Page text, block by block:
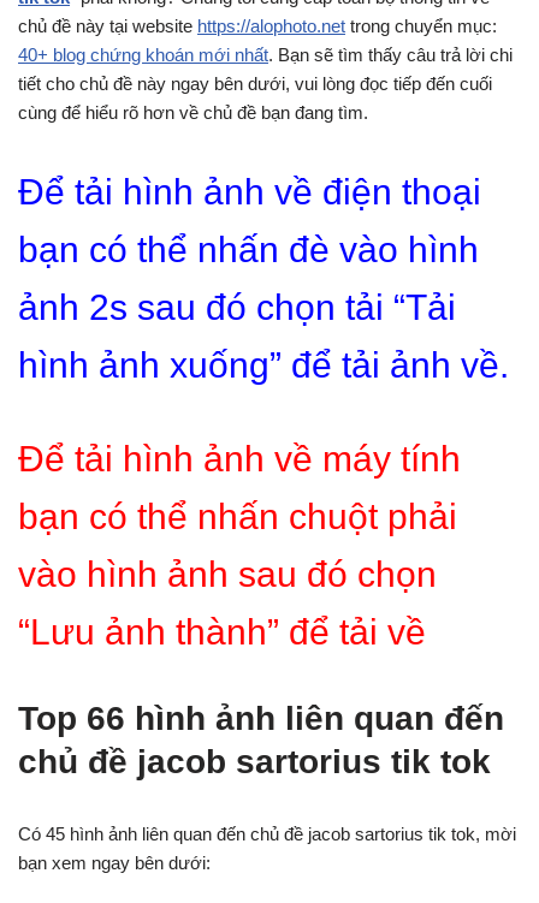
chủ đề này tại website https://alophoto.net trong chuyển mục:
40+ blog chứng khoán mới nhất. Bạn sẽ tìm thấy câu trả lời chi
tiết cho chủ đề này ngay bên dưới, vui lòng đọc tiếp đến cuối
cùng để hiểu rõ hơn về chủ đề bạn đang tìm.
Để tải hình ảnh về điện thoại
bạn có thể nhấn đè vào hình
ảnh 2s sau đó chọn tải “Tải
hình ảnh xuống” để tải ảnh về.
Để tải hình ảnh về máy tính
bạn có thể nhấn chuột phải
vào hình ảnh sau đó chọn
“Lưu ảnh thành” để tải về
Top 66 hình ảnh liên quan đến
chủ đề jacob sartorius tik tok
Có 45 hình ảnh liên quan đến chủ đề jacob sartorius tik tok, mời
bạn xem ngay bên dưới: